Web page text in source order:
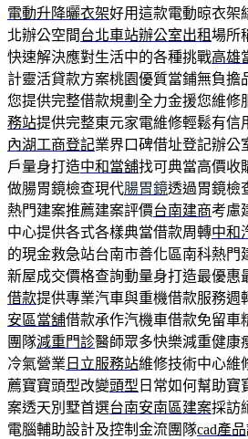
電動升降曬衣架好用這款電動晾衣架
北辦公空間台北車站辦公室出租場所
快速解決應對生活中的各種挑戰高雄
計靈活貸款方案桃園優質當鋪無負擔
您提供完整借款規劃全力金援您維修
務站提供完整東元家電維修輕鬆有信
內湖工商登記業界口碑借址登記辦公
戶量身打造中和當舖找可典當高價收
做腸胃鏡檢查現代腸胃鏡透過胃鏡檢
熱門建案推薦建案評價台南建商考慮
中心提供各式各樣典當借款周轉中和
的現金救急站台南市善化區南科熱門
新屋成交價格查詢動量身打造最優惠
借款提供專業汽車與重機借款服務週
安區當舖借款承作汽機車借款免留車
團隊減重門診醫師眾多快樂減重健康
冷氣營業 日立服務站維修技術中心維
薦寶寶頭型改變頭型 日常如何幫助寶
案透天別墅首選台南安南區建案採訪
電腦輔助設計及控制金流團隊cad產品